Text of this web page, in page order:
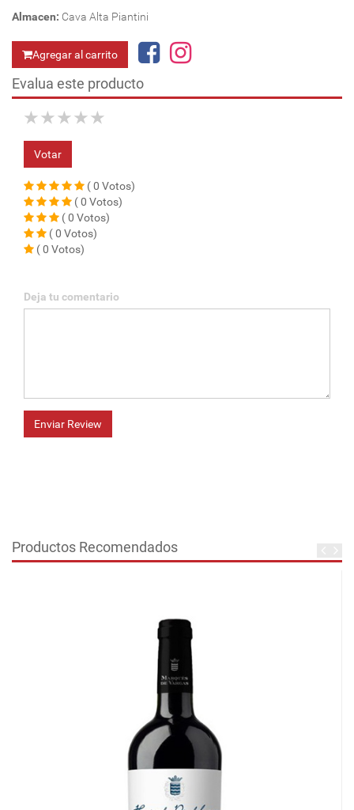
Almacen: Cava Alta Piantini
Agregar al carrito
Evalua este producto
★
★
★
★
★
Votar
( 0 Votos)
( 0 Votos)
( 0 Votos)
( 0 Votos)
( 0 Votos)
Deja tu comentario
Enviar Review
Productos Recomendados